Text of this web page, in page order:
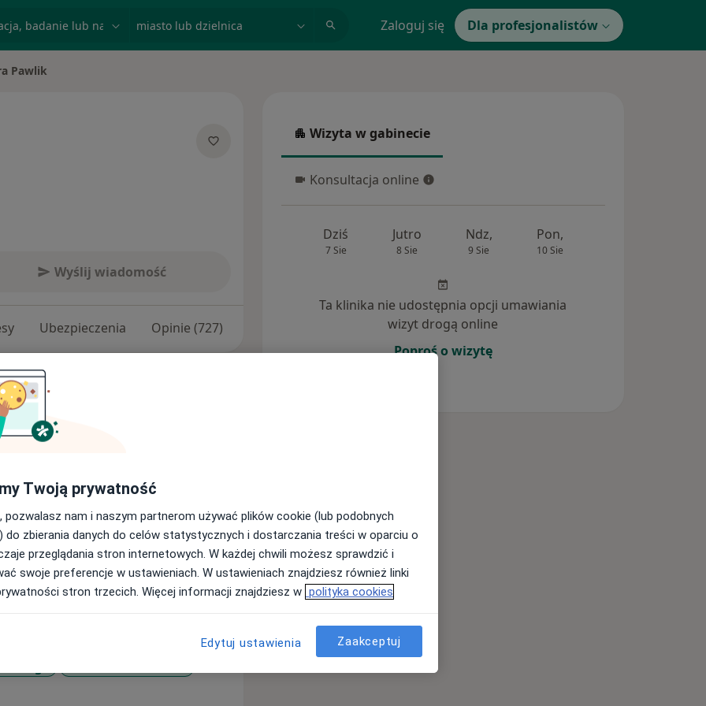
Zaloguj się Dla profesjonalistów
Pawlik
Wyślij wiadomość
Ubezpieczenia Opinie (727)
Lekarskiego przy ul. Glinianej
/wywiad, analiza
razie potrzeby wypisanie
w lecznictwie zamkniętym (Klinika
w Strzelinie) jak i otwartym
umiejętności zawodowe
i szkoleniach
naukowych z dziedziny neurologii.
którym hołduję pracując z
Wizyta w gabinecie
Wizyta w gabinecie
Konsultacja online
Konsultacja online
Dziś
7 Sie
Jutro
8 Sie
Ndz,
9 Sie
Pon,
10 Sie
Ta klinika nie udostępnia opcji umawiania
wizyt drogą online
Poproś o wizytę
Twoją prywatność
pozwalasz nam i naszym partnerom używać plików cookie (lub podobnych
do zbierania danych do celów statystycznych i dostarczania treści w oparciu o
przeglądania stron internetowych. W każdej chwili możesz sprawdzić i
swoje preferencje w ustawieniach. W ustawieniach znajdziesz również linki
stron trzecich. Więcej informacji znajdziesz w polityka cookies
Edytuj ustawienia Zaakceptuj